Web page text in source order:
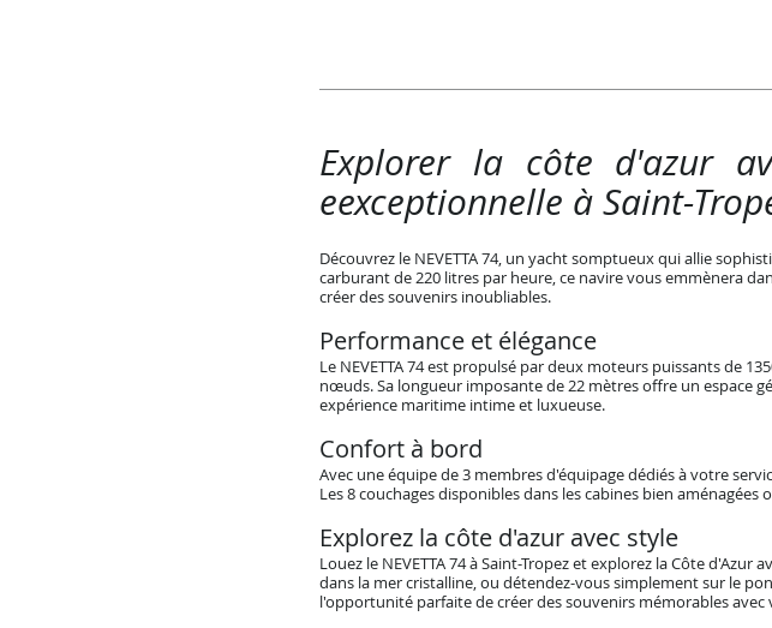
Explorer la côte d'azur
eexceptionnelle à Saint-
Découvrez le NEVETTA 74, un yacht somptueux qui allie
carburant de 220 litres par heure, ce navire vous emmènera
créer des souvenirs inoubliables.
Performance et élégance
Le NEVETTA 74 est propulsé par deux moteurs puissants de
nœuds. Sa longueur imposante de 22 mètres offre un espace
expérience maritime intime et luxueuse.
Confort à bord
Avec une équipe de 3 membres d'équipage dédiés à votre
Les 8 couchages disponibles dans les cabines bien
Explorez la côte d'azur avec style
Louez le NEVETTA 74 à Saint-Tropez et explorez la Côte
dans la mer cristalline, ou détendez-vous simplement sur le
l'opportunité parfaite de créer des souvenirs mémorables avec